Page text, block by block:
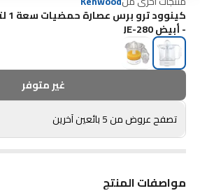
- أبيض JE-280
غير متوفر
تصفح عروض من 5 بائعين آخرين
مواصفات المنتج